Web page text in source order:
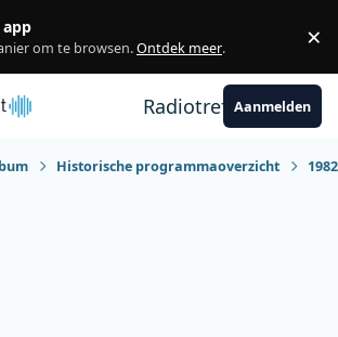
om te browsen.Ontdek meer. ×
RadiotrefpuntAanmelden
Historische programmaoverzicht 1982